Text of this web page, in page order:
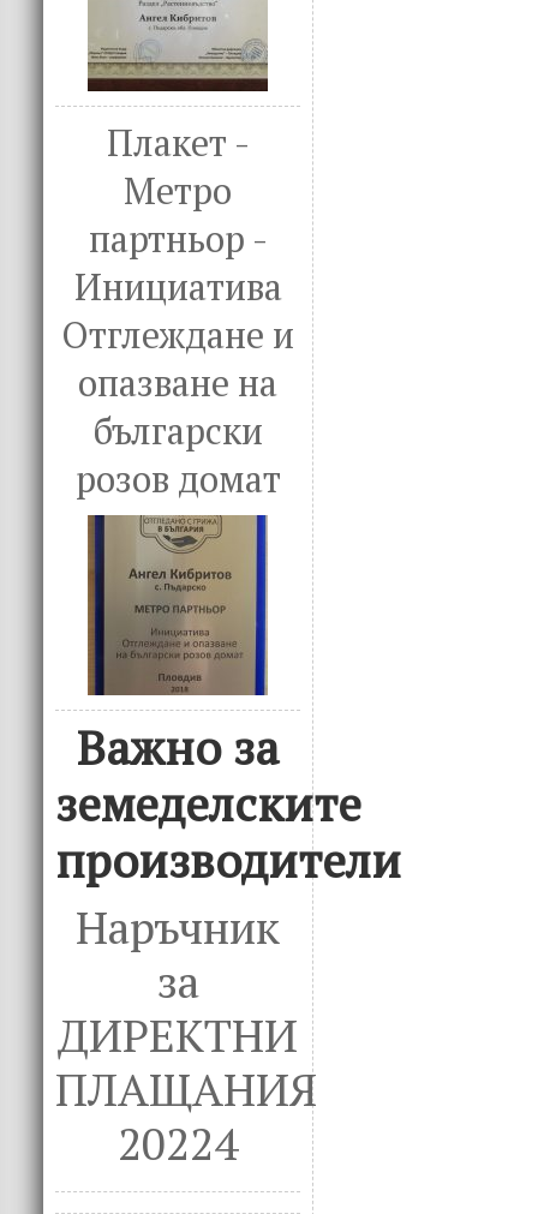
Плакет -
Метро
партньор -
Инициатива
Отглеждане и
опазване на
български
розов домат
Важно за
земеделските
производители
Наръчник
за
ДИРЕКТНИ
ПЛАЩАНИЯ
20224